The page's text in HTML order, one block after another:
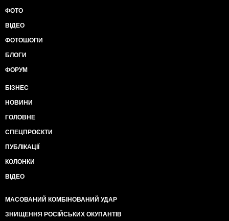
ФОТО
ВІДЕО
ФОТОШОПИ
БЛОГИ
ФОРУМ
БІЗНЕС
НОВИНИ
ГОЛОВНЕ
СПЕЦПРОЄКТИ
ПУБЛІКАЦІЇ
КОЛОНКИ
ВІДЕО
МАСОВАНИЙ КОМБІНОВАНИЙ УДАР
ЗНИЩЕННЯ РОСІЙСЬКИХ ОКУПАНТІВ